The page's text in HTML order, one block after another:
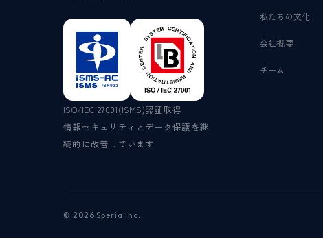
ISO/IEC 27001(ISMS)認証取得
情報セキュリティとデータ保護を継
続的に改善しています
私たちの文化
会社概要
チーム
© 2026 Speria Inc.